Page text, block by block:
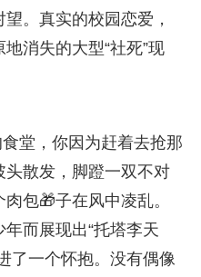
。真实的校园恋爱，
消失的大型“社死”现
堂，你因为赶着去抢那
散发，脚蹬一双不对
包🎁子在风中凌乱。
而展现出“托塔李天
了一个怀抱。没有偶像